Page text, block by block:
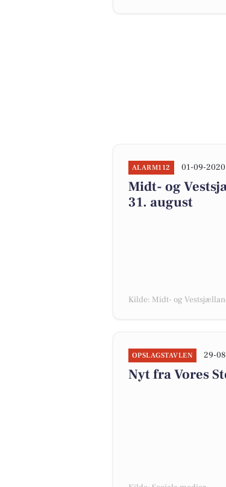
ALARM112 01-09-
Midt- og
31. august
Kilde: Midt- og
OPSLAGSTAVLEN 29-
Nyt fra Vores